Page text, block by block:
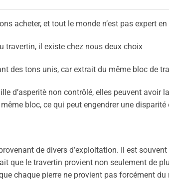
acheter, et tout le monde n’est pas expert
travertin, il existe chez nous deux choix
des tons unis, car extrait du même bloc de
d’asperitè non contrôlé, elles peuvent avoir
bloc, ce qui peut engendrer une disparité
de divers d’exploitation. Il est
que le travertin provient non seulement de
chaque pierre ne provient pas forcément du